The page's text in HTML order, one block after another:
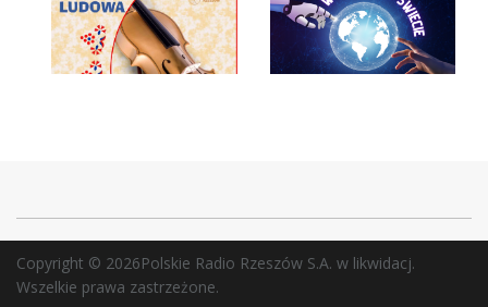
Copyright © 2026Polskie Radio Rzeszów S.A. w likwidacj.
Wszelkie prawa zastrzeżone.